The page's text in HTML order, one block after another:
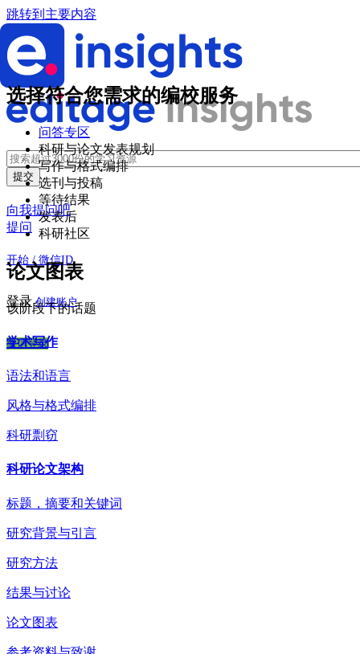
跳转到主要内容
向我提问吧
提问
开始 / 微信ID
登录 创建账户
微信登录
选择符合您需求的编校服务
问答专区
科研与论文发表规划
写作与格式编排
选刊与投稿
等待结果
发表后
科研社区
论文图表
该阶段下的话题
学术写作
语法和语言
风格与格式编排
科研剽窃
科研论文架构
标题，摘要和关键词
研究背景与引言
研究方法
结果与讨论
论文图表